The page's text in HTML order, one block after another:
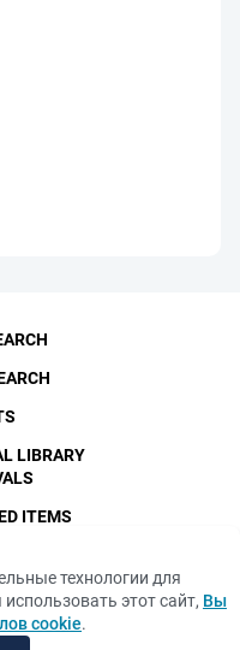
2026
Data
are
the
LIBRARY
ITEMS
технологии для
этот сайт, Вы
cookie.